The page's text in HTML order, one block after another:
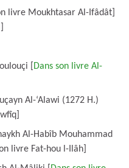
livre Moukhtasar Al-Ifâdât]
[
Dans son livre Al-
Al-‘Alawi (1272 H.)
Al-Habîb Mouhammad
livre Fat-hou l-Ilâh]